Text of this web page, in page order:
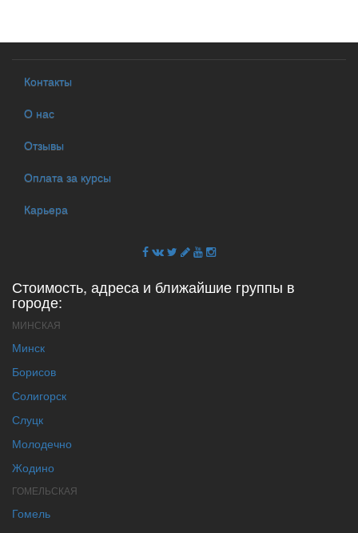
Контакты
О нас
Отзывы
Оплата за курсы
Карьера
Стоимость, адреса и ближайшие группы в
городе:
МИНСКАЯ
Минск
Борисов
Солигорск
Слуцк
Молодечно
Жодино
ГОМЕЛЬСКАЯ
Гомель